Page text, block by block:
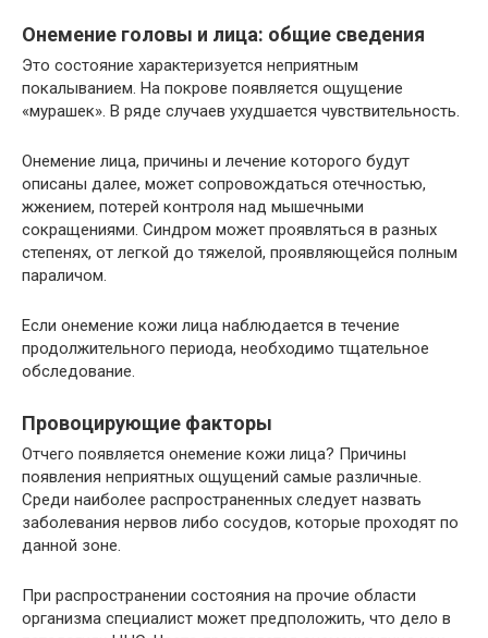
Онемение головы и лица: общие сведения
Это состояние характеризуется неприятным
покалыванием. На покрове появляется ощущение
«мурашек». В ряде случаев ухудшается чувствительность.
Онемение лица, причины и лечение которого будут
описаны далее, может сопровождаться отечностью,
жжением, потерей контроля над мышечными
сокращениями. Синдром может проявляться в разных
степенях, от легкой до тяжелой, проявляющейся полным
параличом.
Если онемение кожи лица наблюдается в течение
продолжительного периода, необходимо тщательное
обследование.
Провоцирующие факторы
Отчего появляется онемение кожи лица? Причины
появления неприятных ощущений самые различные.
Среди наиболее распространенных следует назвать
заболевания нервов либо сосудов, которые проходят по
данной зоне.
При распространении состояния на прочие области
организма специалист может предположить, что дело в